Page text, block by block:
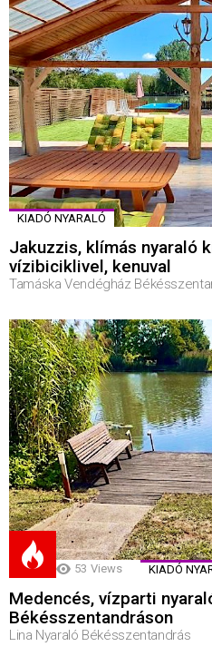
KIADÓ NYARALÓ
Jakuzzis, klímás nyaraló
vízibiciklivel, kenuval
Tamáska Vendégház
53 Views KIADÓ
Medencés, vízparti
Békésszentandráson
Lina Nyaraló Békésszentandrás